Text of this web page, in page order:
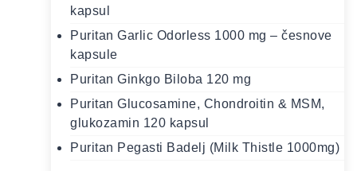
kapsul
Puritan Garlic Odorless 1000 mg – česnove
kapsule
Puritan Ginkgo Biloba 120 mg
Puritan Glucosamine, Chondroitin & MSM,
glukozamin 120 kapsul
Puritan Pegasti Badelj (Milk Thistle 1000mg)